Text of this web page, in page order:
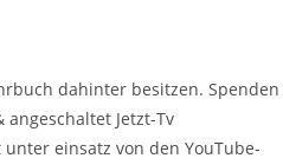
dahinter besitzen. Spenden
Jetzt-Tv
einsatz von den YouTube-